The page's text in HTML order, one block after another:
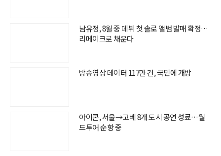
남유정, 8월 중 데뷔 첫 솔로 앨범 발매 확정…
리메이크로 채운다
방송영상 데이터 117만 건, 국민에 개방
아이콘, 서울→고베 8개 도시 공연 성료…월
드투어 순항 중